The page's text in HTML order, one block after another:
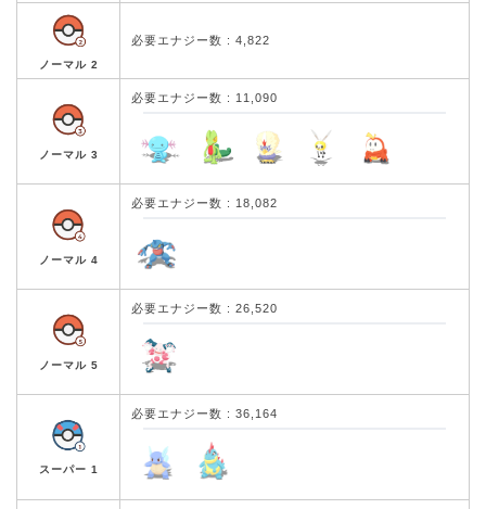
ノーマル 2
必要エナジー数 : 4,822
ノーマル 3
必要エナジー数 : 11,090
ノーマル 4
必要エナジー数 : 18,082
ノーマル 5
必要エナジー数 : 26,520
スーパー 1
必要エナジー数 : 36,164